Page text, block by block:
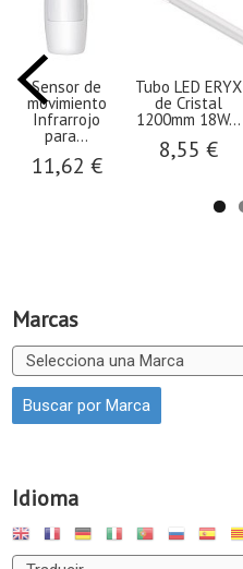
Marcas
Idioma
Sensor de
movimiento
Infrarrojo
para...
11,62 €
Tubo LED ERYX
de Cristal
1200mm 18W...
8,55 €